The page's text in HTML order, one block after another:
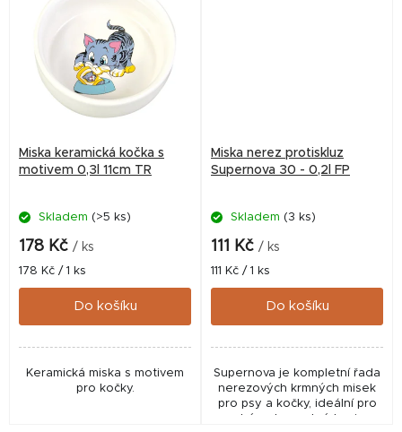
Miska keramická kočka s
motivem 0,3l 11cm TR
Skladem (>5 ks)
178 Kč / ks
Měrná
cena:
178 Kč / 1 ks
Do košíku
Keramická miska s motivem
pro kočky.
Miska nerez protiskluz
Supernova 30 - 0,2l FP
Skladem (3 ks)
111 Kč / ks
Měrná
cena:
111 Kč / 1 ks
Do košíku
Supernova je kompletní řada
nerezových krmných misek
pro psy a kočky, ideální pro